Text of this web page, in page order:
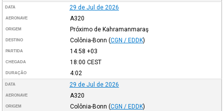
DATA 29 de Jul de 2026
AERONAVE A320
ORIGEM Próximo de Kahramanmaraş
DESTINO Colônia-Bonn (CGN / EDDK)
PARTIDA 14:58 +03
CHEGADA 18:00 CEST
DURAÇÃO 4:02
DATA 29 de Jul de 2026
AERONAVE A320
ORIGEM Colônia-Bonn (CGN / EDDK)